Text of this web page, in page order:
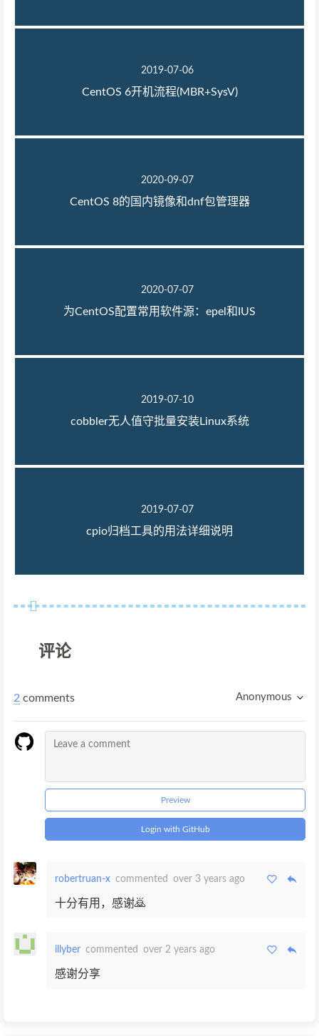
2019-07-06
CentOS 6开机流程(MBR+SysV)
2020-09-07
CentOS 8的国内镜像和dnf包管理器
2020-07-07
为CentOS配置常用软件源：epel和IUS
2019-07-10
cobbler无人值守批量安装Linux系统
2019-07-07
cpio归档工具的用法详细说明
评论
2 comments Anonymous
Preview
Login with GitHub
robertruan-x commented over 3 years ago
十分有用，感谢🙇‍
illyber commented over 2 years ago
感谢分享